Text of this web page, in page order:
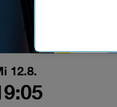
12.8.
Europäischen Union
Wenn Sie „Nur
zur Funktion dieser